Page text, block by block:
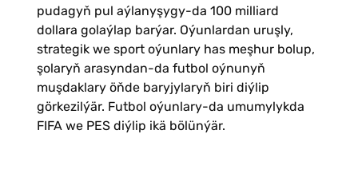
pudagyň pul aýlanyşygy-da 100 milliard
dollara golaýlap barýar. Oýunlardan uruşly,
strategik we sport oýunlary has meşhur bolup,
şolaryň arasyndan-da futbol oýnunyň
muşdaklary öňde baryjylaryň biri diýlip
görkezilýär. Futbol oýunlary-da umumylykda
FIFA we PES diýlip ikä bölünýär.